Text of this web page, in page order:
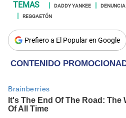
DADDY YANKEE DENUNCIA
REGGAETÓN
Prefiero a El Popular en Google